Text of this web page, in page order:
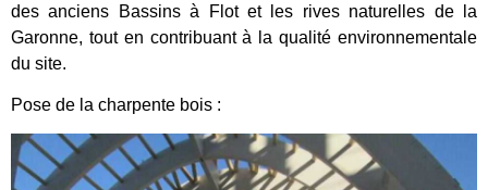
des anciens Bassins à Flot et les rives naturelles de la
Garonne, tout en contribuant à la qualité environnementale
du site.
Pose de la charpente bois :